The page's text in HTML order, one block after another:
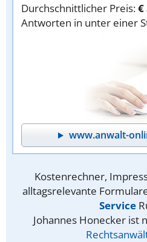
Durchschnittlicher Preis:€
Antworten in unter einer
www.anwalt-
Kostenrechner,
alltagsrelevante
Service
Johannes Honecker ist